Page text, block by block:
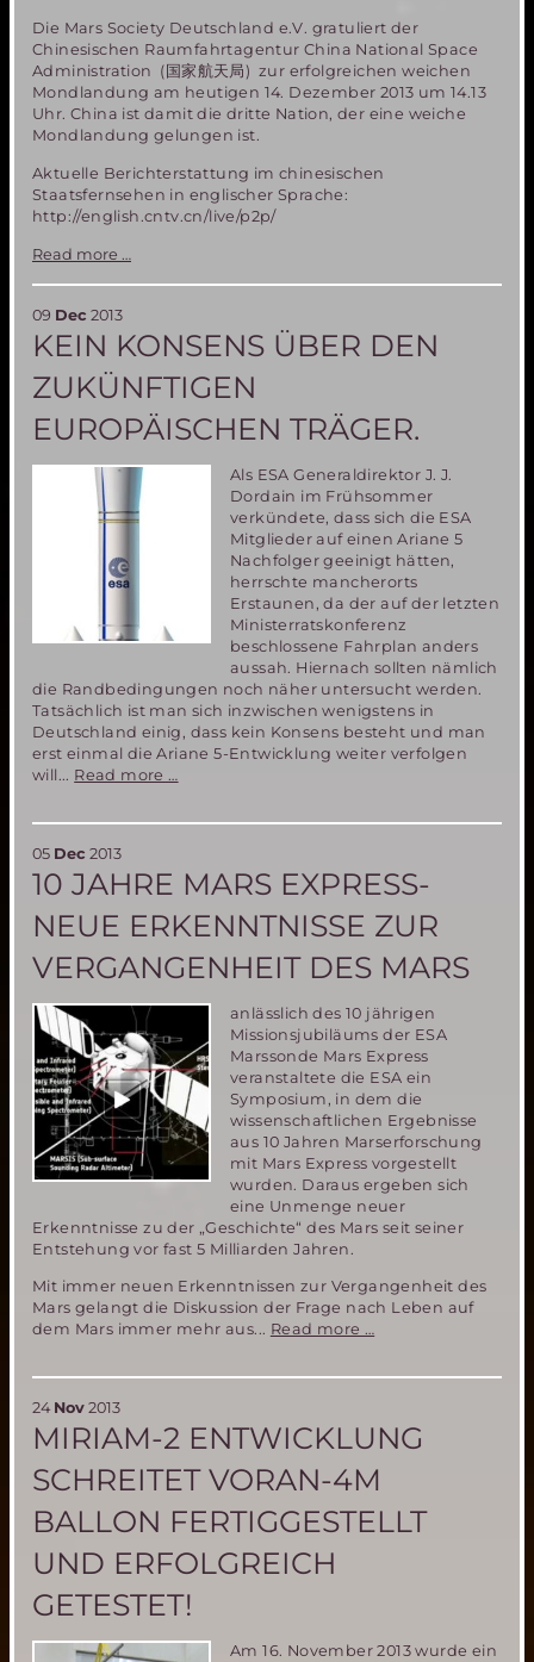
Die Mars Society Deutschland e.V. gratuliert der
Chinesischen Raumfahrtagentur China National Space
Administration (国家航天局) zur erfolgreichen weichen
Mondlandung am heutigen 14. Dezember 2013 um 14.13
Uhr. China ist damit die dritte Nation, der eine weiche
Mondlandung gelungen ist.
Aktuelle Berichterstattung im chinesischen
Staatsfernsehen in englischer Sprache:
http://english.cntv.cn/live/p2p/
Read more …
09 Dec 2013
KEIN KONSENS ÜBER DEN
ZUKÜNFTIGEN
EUROPÄISCHEN TRÄGER.
Als ESA Generaldirektor J. J.
Dordain im Frühsommer
verkündete, dass sich die ESA
Mitglieder auf einen Ariane 5
Nachfolger geeinigt hätten,
herrschte mancherorts
Erstaunen, da der auf der letzten
Ministerratskonferenz
beschlossene Fahrplan anders
aussah. Hiernach sollten nämlich
die Randbedingungen noch näher untersucht werden.
Tatsächlich ist man sich inzwischen wenigstens in
Deutschland einig, dass kein Konsens besteht und man
erst einmal die Ariane 5-Entwicklung weiter verfolgen
will... Read more …
europäischen
05 Dec 2013
10 JAHRE MARS EXPRESS-
NEUE ERKENNTNISSE ZUR
VERGANGENHEIT DES MARS
anlässlich des 10 jährigen
Missionsjubiläums der ESA
Marssonde Mars Express
veranstaltete die ESA ein
Symposium, in dem die
wissenschaftlichen Ergebnisse
aus 10 Jahren Marserforschung
mit Mars Express vorgestellt
wurden. Daraus ergeben sich
eine Unmenge neuer
Erkenntnisse zu der „Geschichte“ des Mars seit seiner
Entstehung vor fast 5 Milliarden Jahren.
Mit immer neuen Erkenntnissen zur Vergangenheit des
Mars gelangt die Diskussion der Frage nach Leben auf
dem Mars immer mehr aus... Read more …
Erkenntnisse
Vergangenheit
24 Nov 2013
MIRIAM-2 ENTWICKLUNG
SCHREITET VORAN-4M
BALLON FERTIGGESTELLT
UND ERFOLGREICH
GETESTET!
Am 16. November 2013 wurde ein